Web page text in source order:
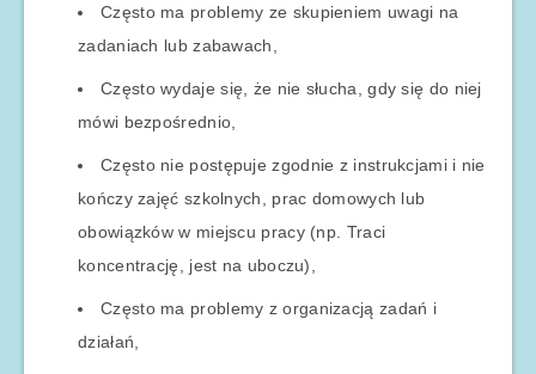
Często ma problemy ze skupieniem uwagi na
zadaniach lub zabawach,
Często wydaje się, że nie słucha, gdy się do niej
mówi bezpośrednio,
Często nie postępuje zgodnie z instrukcjami i nie
kończy zajęć szkolnych, prac domowych lub
obowiązków w miejscu pracy (np. Traci
koncentrację, jest na uboczu),
Często ma problemy z organizacją zadań i
działań,